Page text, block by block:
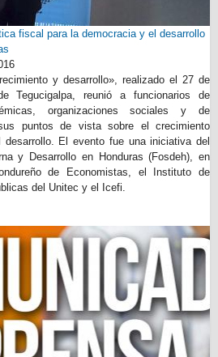
fiscal para la democracia y el desarrollo
y desarrollo», realizado el 27 de
Tegucigalpa, reunió a funcionarios de
organizaciones sociales y de
puntos de vista sobre el crecimiento
El evento fue una iniciativa del
y Desarrollo en Honduras (Fosdeh), en
de Economistas, el Instituto de
del Unitec y el Icefi.